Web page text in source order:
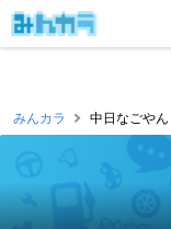
みんカラ 中日なごやん